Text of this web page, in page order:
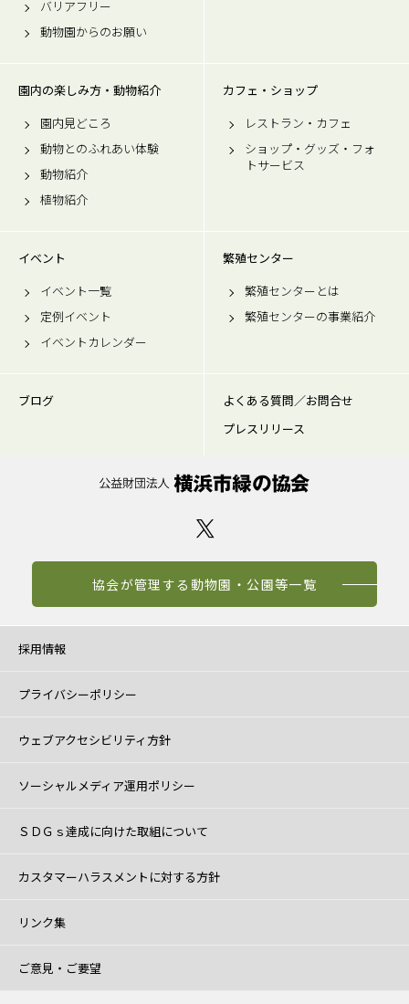
バリアフリー
動物園からのお願い
園内の楽しみ方・動物紹介
園内見どころ
動物とのふれあい体験
動物紹介
植物紹介
カフェ・ショップ
レストラン・カフェ
ショップ・グッズ・フォ
トサービス
イベント
イベント一覧
定例イベント
イベントカレンダー
繁殖センター
繁殖センターとは
繁殖センターの事業紹介
ブログ
よくある質問／お問合せ
プレスリリース
協会が管理する動物園・公園等一覧
採用情報
プライバシーポリシー
ウェブアクセシビリティ方針
ソーシャルメディア運用ポリシー
ＳＤＧｓ達成に向けた取組について
カスタマーハラスメントに対する方針
リンク集
ご意見・ご要望